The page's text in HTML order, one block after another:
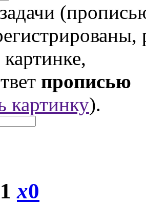
прописью
картинку).
x0